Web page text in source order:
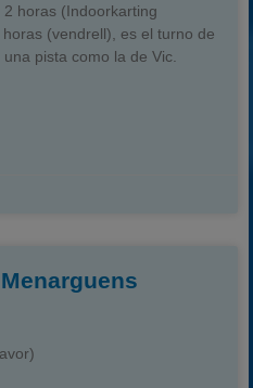
horas (Indoorkarting
(vendrell), es el turno de
pista como la de Vic.